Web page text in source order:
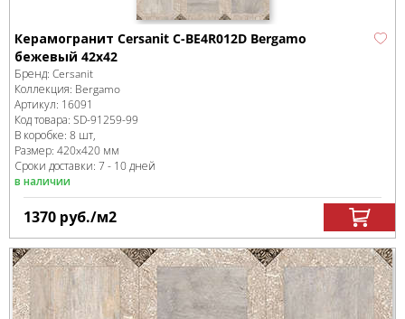
Керамогранит Cersanit C-BE4R012D Bergamo
бежевый 42х42
Бренд: Cersanit
Коллекция: Bergamo
Артикул: 16091
Код товара: SD-91259-99
В коробке: 8 шт,
Размер: 420x420 мм
Сроки доставки: 7 - 10 дней
в наличии
1370 руб./м2